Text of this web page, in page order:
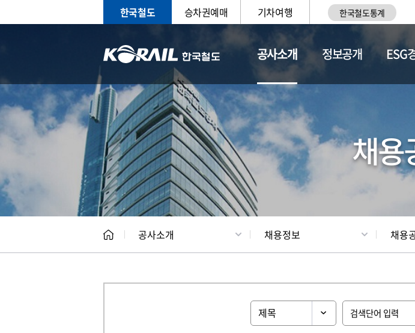
한국철도 승차권예매 기차여행 한국철도통계
공사소개
CEO 일반현황
정보공개 ESG
채용
공사소개 채용정보 채용